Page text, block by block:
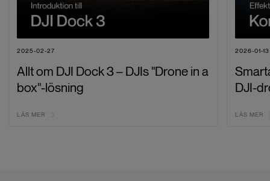
2025-02-27
Allt om DJI Dock 3 – DJIs "Drone in a
box"-lösning
LÄS MER
2026-01-13
DJI-
LÄS MER